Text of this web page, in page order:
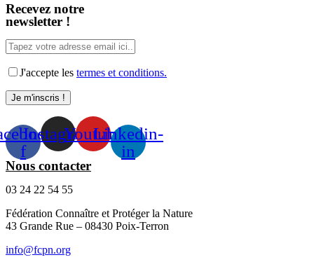
Recevez notre
newsletter !
J'accepte les termes et conditions.
f
InstagramYoutubeLinkedin-
in
Nous contacter
03 24 22 54 55
Fédération Connaître et Protéger la Nature
43 Grande Rue – 08430 Poix-Terron
info@fcpn.org